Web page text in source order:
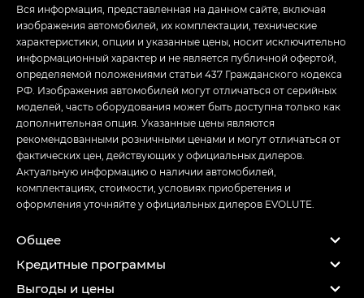
Вся информация, представленная на данном сайте, включая
изображения автомобилей, их комплектации, технические
характеристики, опции и указанные цены, носит исключительно
информационный характер и не является публичной офертой,
определяемой положениями статьи 437 Гражданского кодекса
РФ. Изображения автомобилей могут отличаться от серийных
моделей, часть оборудования может быть доступна только как
дополнительная опция. Указанные цены являются
рекомендованными розничными ценами и могут отличаться от
фактических цен, действующих у официальных дилеров.
Актуальную информацию о наличии автомобилей,
комплектациях, стоимости, условиях приобретения и
оформления уточняйте у официальных дилеров EVOLUTE.
Общее
Кредитные программы
Выгоды и цены